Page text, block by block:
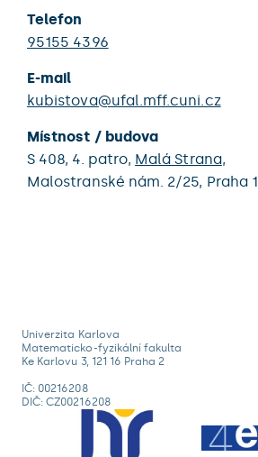
Telefon
95155 4396
E-mail
kubistova@ufal.mff.cuni.cz
Místnost / budova
S 408, 4. patro, Malá Strana,
Malostranské nám. 2/25, Praha 1
Univerzita Karlova
Matematicko-fyzikální fakulta
Ke Karlovu 3, 121 16 Praha 2
IČ: 00216208
DIČ: CZ00216208